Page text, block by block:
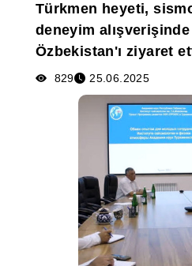
Yayınlar
Medya
Poster
Türkmen heyeti,
deneyim
Özbekistan'ı ziyaret
829 25.06.2025